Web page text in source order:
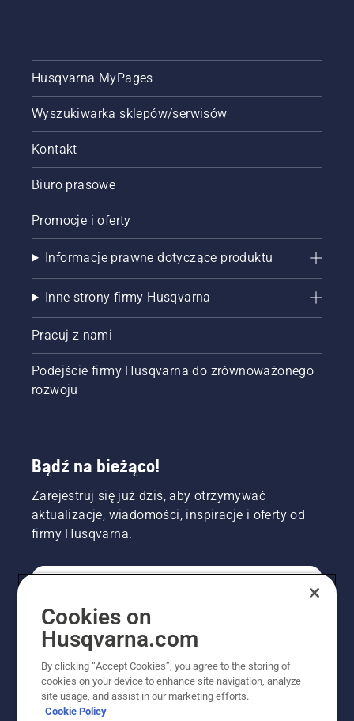
Husqvarna MyPages
Wyszukiwarka sklepów/serwisów
Kontakt
Biuro prasowe
Promocje i oferty
Informacje prawne dotyczące produktu
Inne strony firmy Husqvarna
Pracuj z nami
Podejście firmy Husqvarna do zrównoważonego
rozwoju
Bądź na bieżąco!
Zarejestruj się już dziś, aby otrzymywać
aktualizacje, wiadomości, inspiracje i oferty od
firmy Husqvarna.
PROFESJONALISTA
Cookies on
Husqvarna.com
By clicking “Accept Cookies”, you agree to the storing of
cookies on your device to enhance site navigation, analyze
site usage, and assist in our marketing efforts.
Cookie Policy